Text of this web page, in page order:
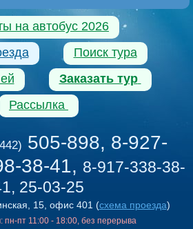
на автобус 2026
Поиск тура
Заказать тур
Рассылка
505-898, 8-927-
38-41, 8-917-338-38-
25-03-25
15, офис 401 (схема проезда)
: пн-пт 11:00 - 18:00, без перерыва